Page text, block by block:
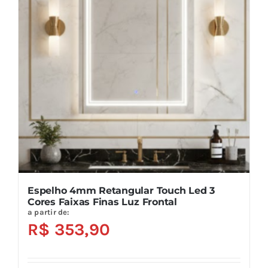
página
do
Espelho 4mm Retangular Touch Led 3
Cores Faixas Finas Luz Frontal
a partir de:
R$ 353,90